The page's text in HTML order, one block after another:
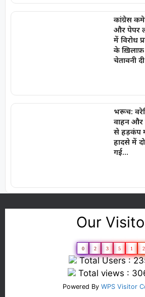
कांग्रेस
और पेपर
में विरोध
के ख़िलाफ़
चेतावनी
भरूच:
वाहन और
से हड़कंप
हादसे में
गई…
Our
0 2 3 5 1 2
Total Users :
Total views :
Powered By WPS Visitor